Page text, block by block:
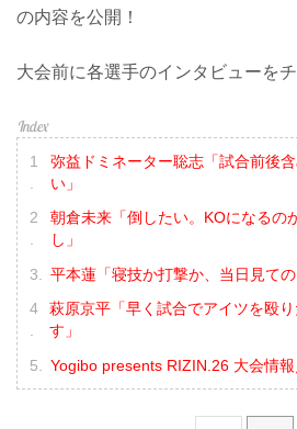
の内容を公開！
大会前に各選手のインタビューを
弥益ドミネーター聡志「試合前後
い」
朝倉未来「倒したい。KOになるの
し」
平本蓮「寝技か打撃か、当日見ての
萩原京平「早く試合でアイツを殴
す」
Yogibo presents RIZIN.26 大会情報